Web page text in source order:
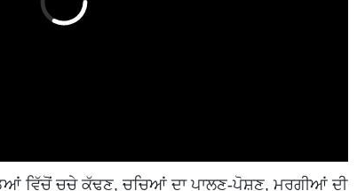
ਸਮਾਨ, ਖੁਰਾਕ ਤਿਆਰ ਕਰਨ, ਮੰਡੀਕਰਨ ਅਤੇ ਮੁਰਗੀਆਂ ਦੀਆਂ